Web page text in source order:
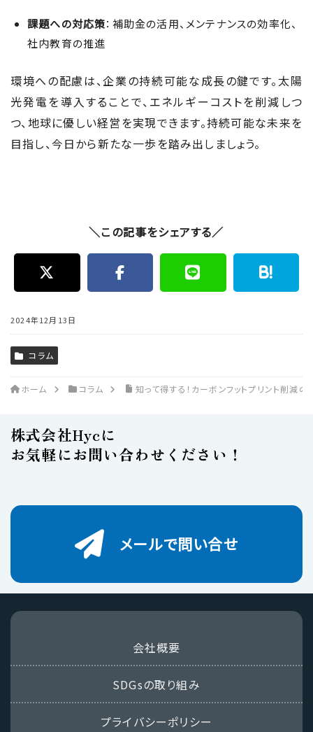
課題への対応策：補助金の活用、メンテナンスの効率化、
社内教育の推進
環境への配慮は、企業の持続可能な成長の鍵です。太陽
光発電を導入することで、エネルギーコストを削減しつ
つ、地球に優しい経営を実現できます。持続可能な未来を
目指し、今日から新たな一歩を踏み出しましょう。
＼この記事をシェアする／
2024年12月13日
コラム
ホーム コラム 知って得する！カーボンフットプリント削減
株式会社Hycに
お気軽にお問い合わせください！
メールで問い合せ
会社概要
SDGsの取り組み
プライバシーポリシー